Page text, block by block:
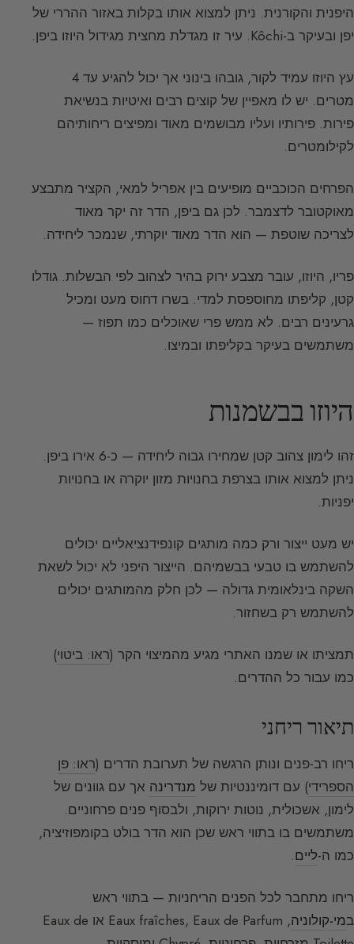
היפנית והקורנית. ניתן למצוא אותו בקלות באזור ההררי של
יפן ובעיקר ב-Kôchi. עיר זו מגדלת מחצית מגידול היוזו ביפן.
עץ היוזו עמיד לקור, גובהו בינוני אך יכול להגיע עד 4
מטרים. יש לו מאפיין של קוצים רבים ואיטיות בנשיאת
פירות. פירותיו ועליו מבושמים מאוד ומפיצים ריחותיהם
לקילומטרים.
הפרחים הכוכביים מופיעים בין אפריל למאי, הקציר מתבצע
מאוקטובר לדצמבר. לכן גם ביפן, הדר זה יקר מאוד
לצריכה שוטפת — הוא הדר מאוד יוקרתי, שנמכר ליחידה.
פריו, היוזו, עובר מצבע ירוק בהיר לצהוב לפי הבשלות. גודלו
קטן, קליפתו מחוספסת למדי. בשרו דחוס מעט ומכיל
גרעינים רבים. לא ממש פרי שאוכלים כמו תפוז —
משתמשים בעיקר בקליפתו ובמיצו.
היוזו בבשמנות
זהו לימון צהוב קטן שמחירו גבוה ליחידה — כ-6 אירו ביפן.
ניתן למצוא אותו בצרפת בחנויות מזון יוקרה או בחנויות
יפניות.
יש מעט ייצור ורק כמה מותגים קונפידנציאליים יכולים
להשתמש בו טבעי בבשמיהם. הייצור היפני לא יכול לשאת
השקה בינלאומית גדולה — לכן חלק מהמותגים יכולים
להשתמש רק בשחזור.
תמציתו או שמנו האתרי מגיע מהמיצוי הקר (ראו: ביטוי)
כמו עבור כל ההדרים.
תיאור ריחני
ריחו רב-פנים ונותן הרגשה של תערובת הדרים (ראו: פן
הספרידי) עם דומיננטיות של מנדרינה אך עם גוונים של
לימון, אשכולית, נוטות ירוקות, ולבסוף פנים פרחוניים.
משתמשים בו בתווי ראש שכן הוא הדר בולט בקומפוזיציה,
כמו ה-ליים.
ריחו מתחבר לכל הפנים הריחניות — בתווי ראש
במי-קולוניה
, Eaux fraîches, Eaux de Parfum או Eaux de